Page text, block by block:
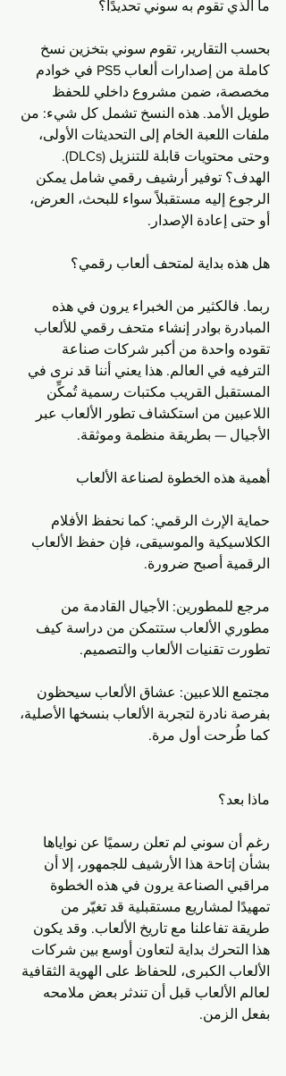
ما الذي تقوم به سوني تحديدًا؟
بحسب التقارير، تقوم سوني بتخزين نسخ
كاملة من إصدارات ألعاب PS5 في خوادم
مخصصة، ضمن مشروع داخلي للحفظ
طويل الأمد. هذه النسخ تشمل كل شيء: من
ملفات اللعبة الخام إلى التحديثات الأولى،
وحتى محتويات قابلة للتنزيل (DLCs).
الهدف؟ توفير أرشيف رقمي شامل يمكن
الرجوع إليه مستقبلاً سواء للبحث، العرض،
أو حتى إعادة الإصدار.
هل هذه بداية لمتحف ألعاب رقمي؟
ربما. فالكثير من الخبراء يرون في هذه
المبادرة بوادر إنشاء متحف رقمي للألعاب
تقوده واحدة من أكبر شركات صناعة
الترفيه في العالم. هذا يعني أننا قد نرى في
المستقبل القريب مكتبات رسمية تُمكِّن
اللاعبين من استكشاف تطور الألعاب عبر
الأجيال — بطريقة منظمة وموثقة.
أهمية هذه الخطوة لصناعة الألعاب
حماية الإرث الرقمي: كما نحفظ الأفلام
الكلاسيكية والموسيقى، فإن حفظ الألعاب
الرقمية أصبح ضرورة.
مرجع للمطورين: الأجيال القادمة من
مطوري الألعاب ستتمكن من دراسة كيف
تطورت تقنيات الألعاب والتصميم.
مجتمع اللاعبين: عشاق الألعاب سيحظون
بفرصة نادرة لتجربة الألعاب بنسخها الأصلية،
كما طُرحت أول مرة.
ماذا بعد؟
رغم أن سوني لم تعلن رسميًا عن نواياها
بشأن إتاحة هذا الأرشيف للجمهور، إلا أن
مراقبي الصناعة يرون في هذه الخطوة
تمهيدًا لمشاريع مستقبلية قد تغيّر من
طريقة تفاعلنا مع تاريخ الألعاب. وقد يكون
هذا التحرك بداية لتعاون أوسع بين شركات
الألعاب الكبرى، للحفاظ على الهوية الثقافية
لعالم الألعاب قبل أن تندثر بعض ملامحه
بفعل الزمن.